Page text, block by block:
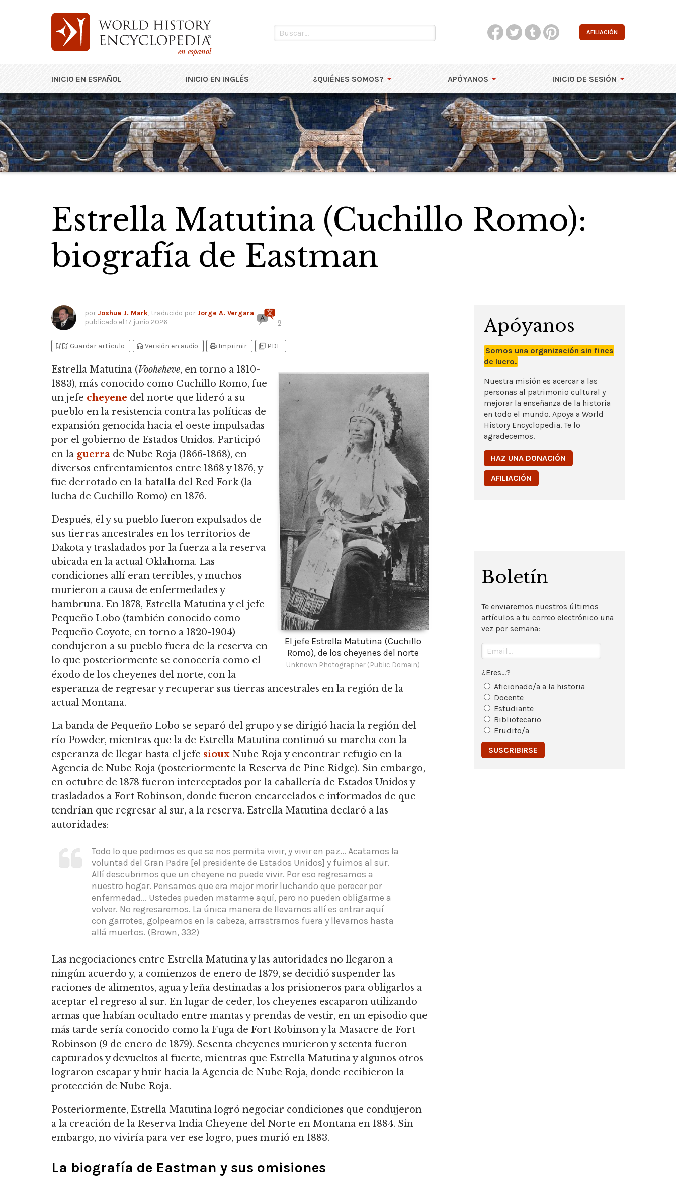
en español
AFILIACIÓN
INICIO EN ESPAÑOL INICIO EN INGLÉS ¿QUIÉNES SOMOS? APÓYANOS INICIO DE SESIÓN
Estrella Matutina (Cuchillo Romo):
biografía de Eastman
por Joshua J. Mark, traducido por Jorge A. Vergara
publicado el 17 junio 2026 2
bookmark_addbookmark_added Guardar artículo headphones Versión en audio print Imprimir picture_as_pdf PDF
El jefe Estrella Matutina (Cuchillo
Romo), de los cheyenes del norte
Unknown Photographer (Public Domain)
Estrella Matutina (Vooheheve, en torno a 1810-
1883), más conocido como Cuchillo Romo, fue
un jefe cheyene del norte que lideró a su
pueblo en la resistencia contra las políticas de
expansión genocida hacia el oeste impulsadas
por el gobierno de Estados Unidos. Participó
en la guerra de Nube Roja (1866-1868), en
diversos enfrentamientos entre 1868 y 1876, y
fue derrotado en la batalla del Red Fork (la
lucha de Cuchillo Romo) en 1876.
Después, él y su pueblo fueron expulsados de
sus tierras ancestrales en los territorios de
Dakota y trasladados por la fuerza a la reserva
ubicada en la actual Oklahoma. Las
condiciones allí eran terribles, y muchos
murieron a causa de enfermedades y
hambruna. En 1878, Estrella Matutina y el jefe
Pequeño Lobo (también conocido como
Pequeño Coyote, en torno a 1820-1904)
condujeron a su pueblo fuera de la reserva en
lo que posteriormente se conocería como el
éxodo de los cheyenes del norte, con la
esperanza de regresar y recuperar sus tierras ancestrales en la región de la
actual Montana.
La banda de Pequeño Lobo se separó del grupo y se dirigió hacia la región del
río Powder, mientras que la de Estrella Matutina continuó su marcha con la
esperanza de llegar hasta el jefe sioux Nube Roja y encontrar refugio en la
Agencia de Nube Roja (posteriormente la Reserva de Pine Ridge). Sin embargo,
en octubre de 1878 fueron interceptados por la caballería de Estados Unidos y
trasladados a Fort Robinson, donde fueron encarcelados e informados de que
tendrían que regresar al sur, a la reserva. Estrella Matutina declaró a las
autoridades:
Todo lo que pedimos es que se nos permita vivir, y vivir en paz... Acatamos la
voluntad del Gran Padre [el presidente de Estados Unidos] y fuimos al sur.
Allí descubrimos que un cheyene no puede vivir. Por eso regresamos a
nuestro hogar. Pensamos que era mejor morir luchando que perecer por
enfermedad... Ustedes pueden matarme aquí, pero no pueden obligarme a
volver. No regresaremos. La única manera de llevarnos allí es entrar aquí
con garrotes, golpearnos en la cabeza, arrastrarnos fuera y llevarnos hasta
allá muertos. (Brown, 332)
Las negociaciones entre Estrella Matutina y las autoridades no llegaron a
ningún acuerdo y, a comienzos de enero de 1879, se decidió suspender las
raciones de alimentos, agua y leña destinadas a los prisioneros para obligarlos a
aceptar el regreso al sur. En lugar de ceder, los cheyenes escaparon utilizando
armas que habían ocultado entre mantas y prendas de vestir, en un episodio que
más tarde sería conocido como la Fuga de Fort Robinson y la Masacre de Fort
Robinson (9 de enero de 1879). Sesenta cheyenes murieron y setenta fueron
capturados y devueltos al fuerte, mientras que Estrella Matutina y algunos otros
lograron escapar y huir hacia la Agencia de Nube Roja, donde recibieron la
protección de Nube Roja.
Posteriormente, Estrella Matutina logró negociar condiciones que condujeron
a la creación de la Reserva India Cheyene del Norte en Montana en 1884. Sin
embargo, no viviría para ver ese logro, pues murió en 1883.
La biografía de Eastman y sus omisiones
Apóyanos
Somos una organización sin fines
de lucro.
Nuestra misión es acercar a las
personas al patrimonio cultural y
mejorar la enseñanza de la historia
en todo el mundo. Apoya a World
History Encyclopedia. Te lo
agradecemos.
HAZ UNA DONACIÓN
AFILIACIÓN
Boletín
Te enviaremos nuestros últimos
artículos a tu correo electrónico una
vez por semana:
¿Eres...?
Aficionado/a a la historia
Docente
Estudiante
Bibliotecario
Erudito/a